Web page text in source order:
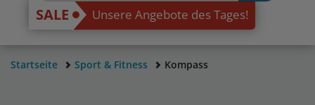
SALE Unsere Angebote des Tages!
Startseite Sport & Fitness Kompass